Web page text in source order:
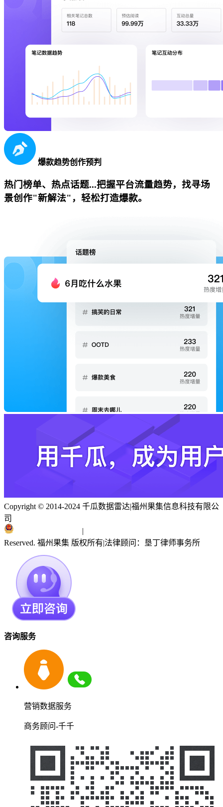
爆款趋势创作预判
热门榜单、热点话题...把握平台流量趋势，找寻场
景创作"新解法"，轻松打造爆款。
Copyright © 2014-2024 千瓜数据雷达|福州果集信息科技有限公
司
|
Reserved. 福州果集 版权所有|法律顾问：垦丁律师事务所
咨询服务
营销数据服务
商务顾问-千千